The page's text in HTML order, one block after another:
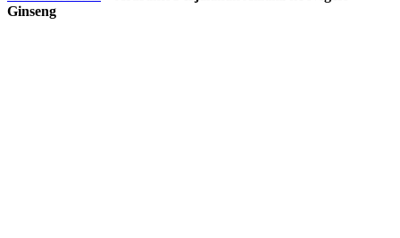
Ginseng